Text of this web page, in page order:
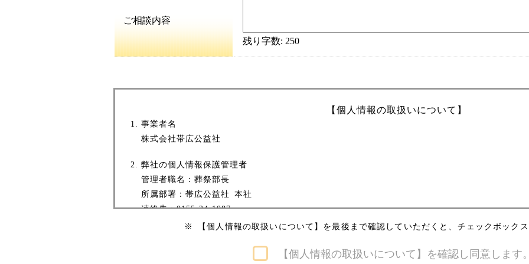
ご相談内容
残り字数: 250
【個人情報の取扱いについて】
事業者名
株式会社帯広公益社
弊社の個人情報保護管理者
管理者職名：葬祭部長
所属部署：帯広公益社 本社
連絡先：0155-24-1087
ご利用フォームへの対応（本人への連絡を含む）のため
※ 【個人情報の取扱いについて】を最後まで確認していただくと、チェックボックス
【個人情報の取扱いについて】を確認し同意します。